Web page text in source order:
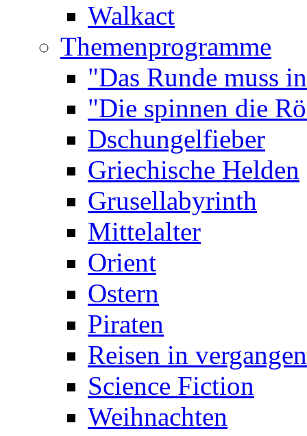
Walkact
Themenprogramme
"Das Runde muss
"Die spinnen die
Dschungelfieber
Griechische Helden
Grusellabyrinth
Mittelalter
Orient
Ostern
Piraten
Reisen in
Science Fiction
Weihnachten